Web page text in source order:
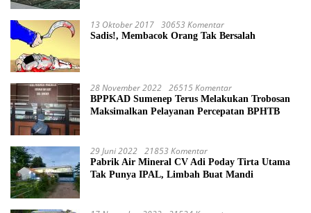
13 Oktober 2017 30653 Komentar
Sadis!, Membacok Orang Tak Bersalah
28 November 2022 26515 Komentar
BPPKAD Sumenep Terus Melakukan Trobosan
Maksimalkan Pelayanan Percepatan BPHTB
29 Juni 2022 21853 Komentar
Pabrik Air Mineral CV Adi Poday Tirta Utama
Tak Punya IPAL, Limbah Buat Mandi